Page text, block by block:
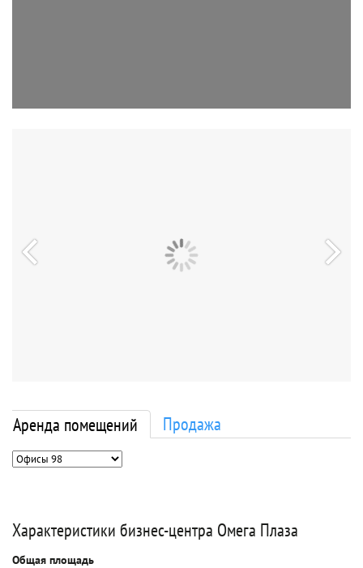
Аренда помещений Продажа
Характеристики бизнес-центра Омега Плаза
Общая площадь